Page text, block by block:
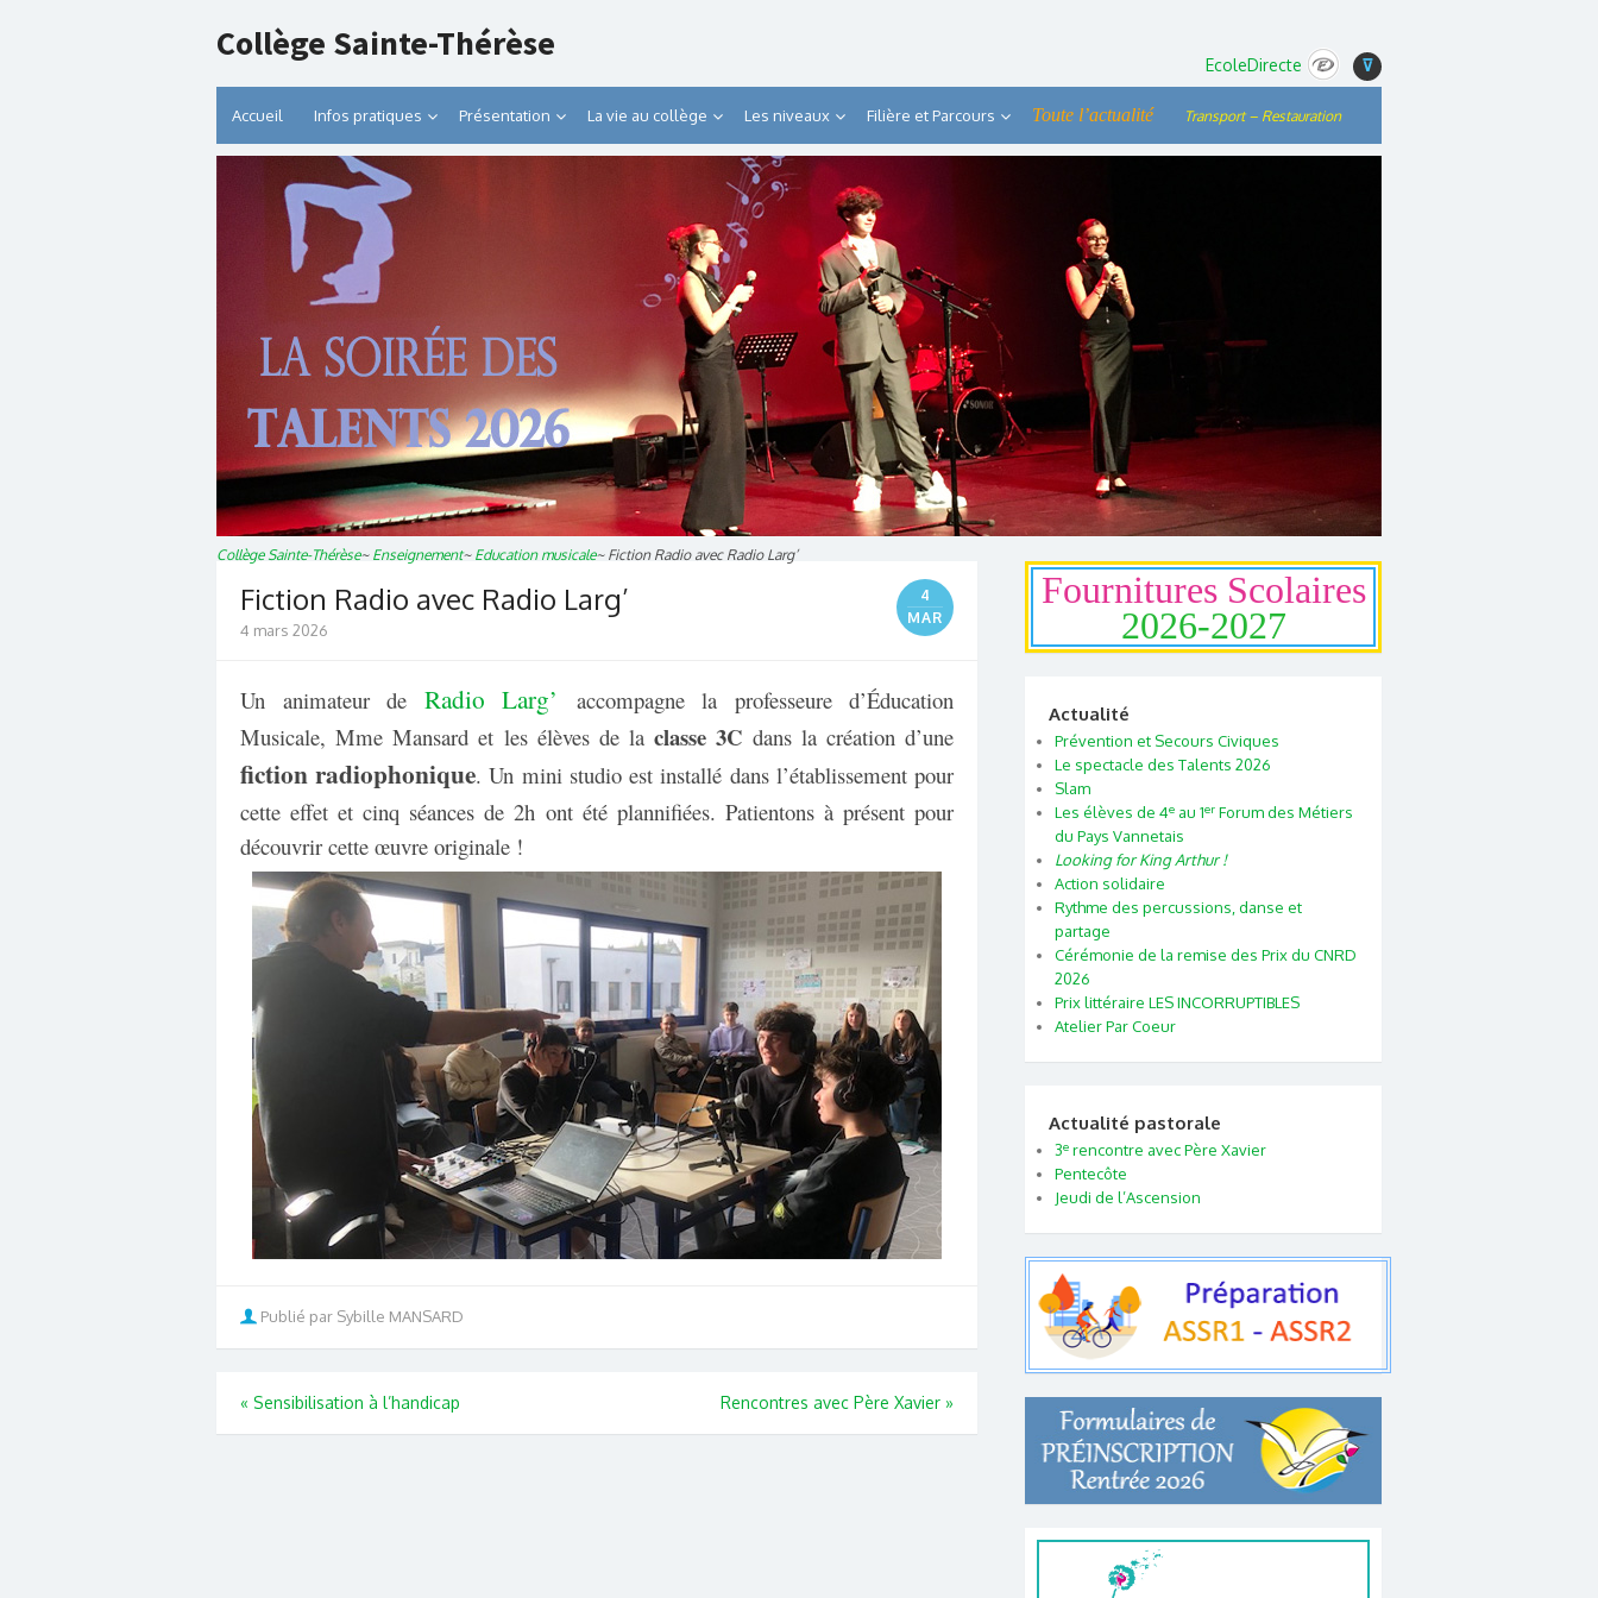
Collège Sainte-Thérèse
EcoleDirecte ⊽
Accueil Infos pratiques Présentation La vie au collège Les niveaux Filière et Parcours Toute l’actualité Transport – Restauration
Collège Sainte-Thérèse~ Enseignement~ Education musicale~ Fiction Radio avec Radio Larg’
Fiction Radio avec Radio Larg’
4
MAR
4 mars 2026
Un animateur de Radio Larg’ accompagne la professeure d’Éducation
Musicale, Mme Mansard et les élèves de laclasse 3C dans la création d’une
fiction radiophonique. Un mini studio est installé dans l’établissement pour
cette effet et cinq séances de 2h ont été plannifiées. Patientons à présent pour
découvrir cette œuvre originale !
Publié par Sybille MANSARD
« Sensibilisation à l’handicap Rencontres avec Père Xavier »
Fournitures Scolaires
2026-2027
Actualité
Prévention et Secours Civiques
Le spectacle des Talents 2026
Slam
Les élèves de 4e au 1er Forum des Métiers
du Pays Vannetais
Looking for King Arthur !
Action solidaire
Rythme des percussions, danse et
partage
Cérémonie de la remise des Prix du CNRD
2026
Prix littéraire LES INCORRUPTIBLES
Atelier Par Coeur
Actualité pastorale
3e rencontre avec Père Xavier
Pentecôte
Jeudi de l’Ascension